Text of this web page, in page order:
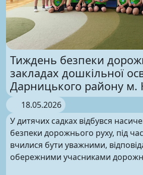
Тиждень безпеки
закладах дошкільної
Дарницького району м.
18.05.2026
У дитячих садках відбувся
безпеки дорожнього руху, під
вчилися бути уважними,
обережними учасниками